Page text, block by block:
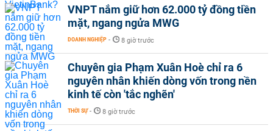
VNPT nắm giữ hơn 62.000 tỷ đồng tiền
mặt, ngang ngửa MWG
DOANH NGHIỆP - 8 giờ trước
Chuyên gia Phạm Xuân Hoè chỉ ra 6
nguyên nhân khiến dòng vốn trong nền
kinh tế còn 'tắc nghẽn'
THỜI SỰ - 8 giờ trước